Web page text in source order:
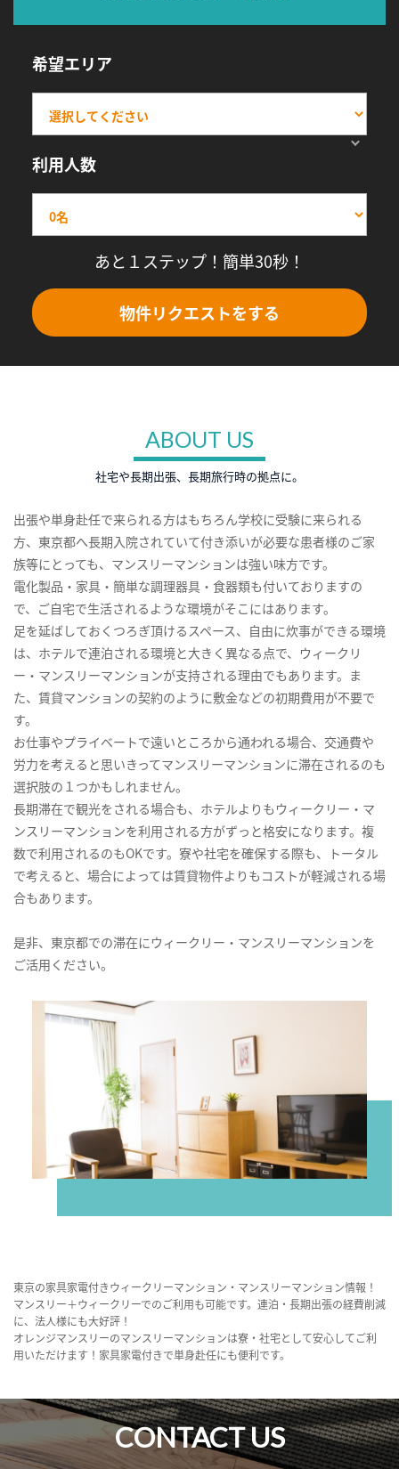
希望エリア
利用人数
あと１ステップ！簡単30秒！
物件リクエストをする
ABOUT US
社宅や長期出張、長期旅行時の拠点に。
出張や単身赴任で来られる方はもちろん学校に受験に来られる
方、東京都へ長期入院されていて付き添いが必要な患者様のご家
族等にとっても、マンスリーマンションは強い味方です。
電化製品・家具・簡単な調理器具・食器類も付いておりますの
で、ご自宅で生活されるような環境がそこにはあります。
足を延ばしておくつろぎ頂けるスペース、自由に炊事ができる環境
は、ホテルで連泊される環境と大きく異なる点で、ウィークリ
ー・マンスリーマンションが支持される理由でもあります。ま
た、賃貸マンションの契約のように敷金などの初期費用が不要で
す。
お仕事やプライベートで遠いところから通われる場合、交通費や
労力を考えると思いきってマンスリーマンションに滞在されるのも
選択肢の１つかもしれません。
長期滞在で観光をされる場合も、ホテルよりもウィークリー・マ
ンスリーマンションを利用される方がずっと格安になります。複
数で利用されるのもOKです。寮や社宅を確保する際も、トータル
で考えると、場合によっては賃貸物件よりもコストが軽減される場
合もあります。
是非、東京都での滞在にウィークリー・マンスリーマンションを
ご活用ください。
東京の家具家電付きウィークリーマンション・マンスリーマンション情報！
マンスリー＋ウィークリーでのご利用も可能です。連泊・長期出張の経費削減
に、法人様にも大好評！
オレンジマンスリーのマンスリーマンションは寮・社宅として安心してご利
用いただけます！家具家電付きで単身赴任にも便利です。
CONTACT US